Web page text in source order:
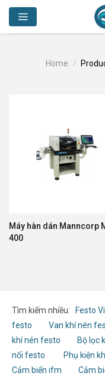
Skip
content
Home /
Máy hàn dán Manncorp
400
Tìm kiếm nhiều: Festo
festo
Van khí nén
khí nén festo
Bộ lọc
nối festo
Phụ kiện
Cảm biến ifm
Cảm